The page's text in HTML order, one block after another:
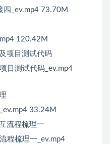
四_ev.mp4 73.70M
120.42M
项目测试代码
目测试代码_ev.mp4
33.24M
流程梳理一
程梳理一_ev.mp4